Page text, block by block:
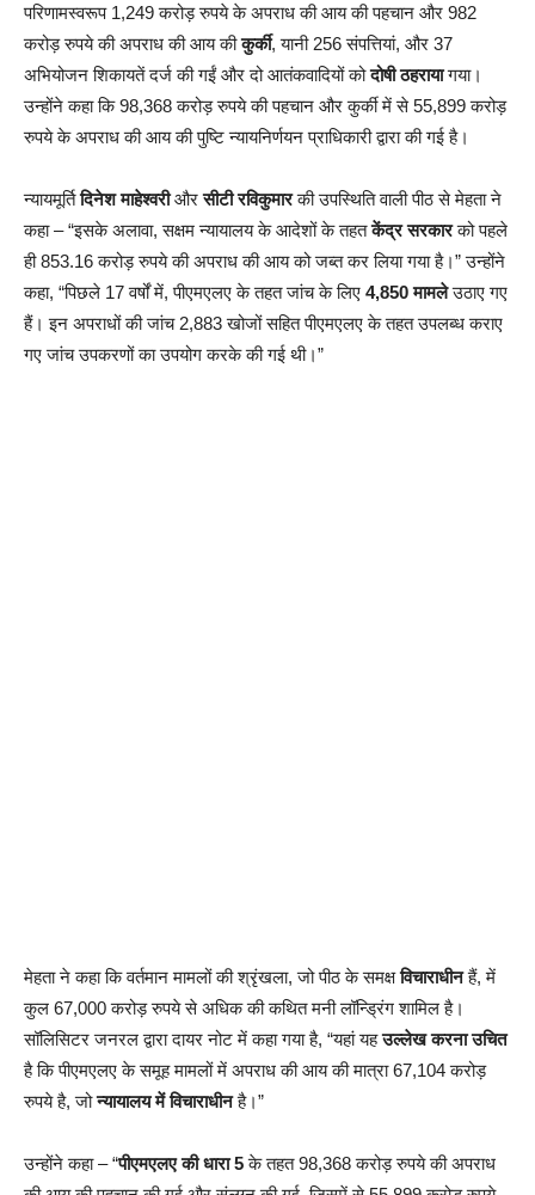
परिणामस्वरूप 1,249 करोड़ रुपये के अपराध की आय की पहचान और 982
करोड़ रुपये की अपराध की आय कीकुर्की, यानी 256 संपत्तियां, और 37
अभियोजन शिकायतें दर्ज की गईं और दो आतंकवादियों कोदोषी ठहरायागया।
उन्होंने कहा कि 98,368 करोड़ रुपये की पहचान और कुर्की में से 55,899 करोड़
रुपये के अपराध की आय की पुष्टि न्यायनिर्णयन प्राधिकारी द्वारा की गई है।
न्यायमूर्तिदिनेश माहेश्वरीऔरसीटी रविकुमारकी उपस्थिति वाली पीठ से मेहता ने
कहा – “इसके अलावा, सक्षम न्यायालय के आदेशों के तहतकेंद्र सरकारको पहले
ही 853.16 करोड़ रुपये की अपराध की आय को जब्त कर लिया गया है।” उन्होंने
कहा, “पिछले 17 वर्षों में, पीएमएलए के तहत जांच के लिए 4,850 मामलेउठाए गए
हैं। इन अपराधों की जांच 2,883 खोजों सहित पीएमएलए के तहत उपलब्ध कराए
गए जांच उपकरणों का उपयोग करके की गई थी।”
मेहता ने कहा कि वर्तमान मामलों की श्रृंखला, जो पीठ के समक्षविचाराधीनहैं, में
कुल 67,000 करोड़ रुपये से अधिक की कथित मनी लॉन्ड्रिंग शामिल है।
सॉलिसिटर जनरल द्वारा दायर नोट में कहा गया है, “यहां यहउल्लेख करना उचित
है कि पीएमएलए के समूह मामलों में अपराध की आय की मात्रा 67,104 करोड़
रुपये है, जोन्यायालय में विचाराधीनहै।”
उन्होंने कहा – “पीएमएलए की धारा 5के तहत 98,368 करोड़ रुपये की अपराध